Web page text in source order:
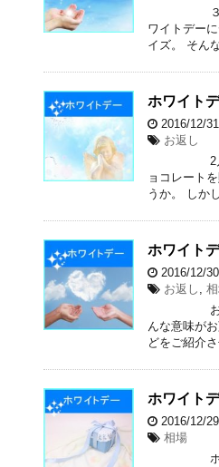
３月とい
ワイトデー
イズ。 そん
ホワイト
2016/12/31
お返し
2月はバレ
ョコレート
うか。 しか
ホワイト
2016/12/30
お返し ,
お返しを
んな意味が
どをご紹介
ホワイト
2016/12/29
相場
ホワイト